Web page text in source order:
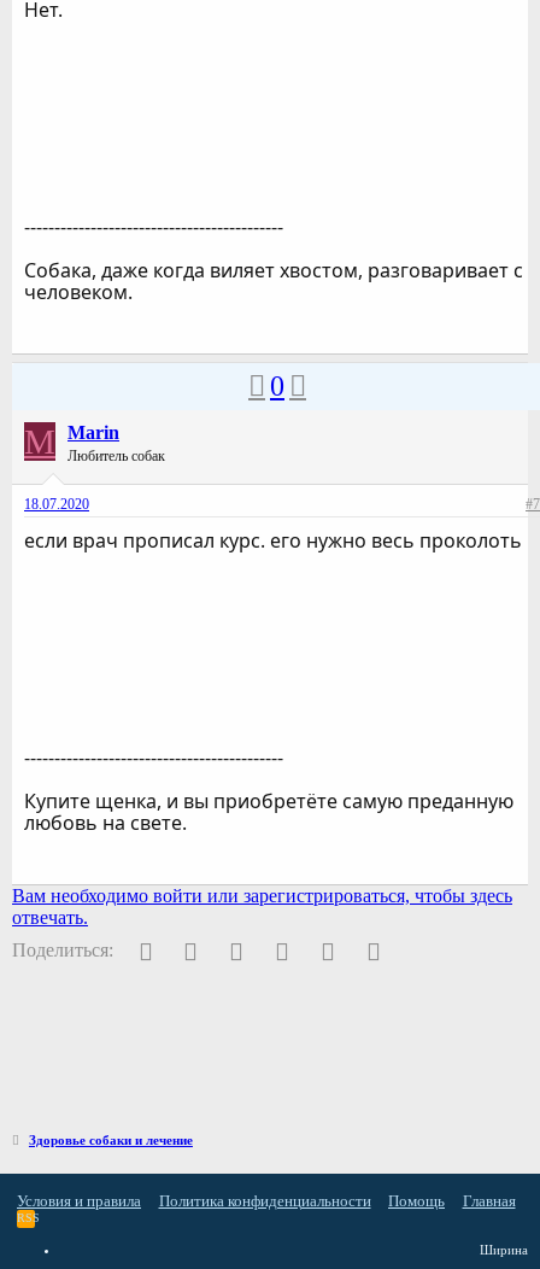
Нет.
-------------------------------------------
Собака, даже когда виляет хвостом, разговаривает с
человеком.
0
M Marin
Любитель собак
18.07.2020 #7
если врач прописал курс. его нужно весь проколоть
-------------------------------------------
Купите щенка, и вы приобретёте самую преданную
любовь на свете.
Вам необходимо войти или зарегистрироваться, чтобы здесь
отвечать.
Поделиться:
FacebookTwitter PinterestWhatsAppЭлектронная почта
Здоровье собаки и лечение
Условия и правила Политика конфиденциальности Помощь Главная
RSS
Ширина